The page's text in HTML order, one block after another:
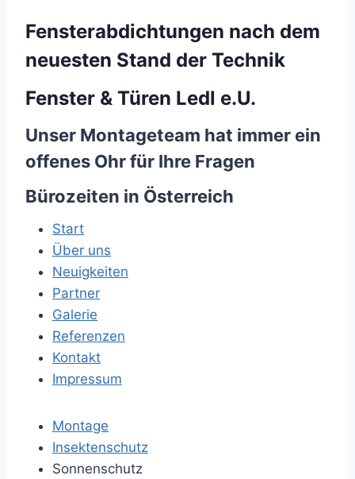
Fensterabdichtungen nach dem
neuesten Stand der Technik
Fenster & Türen Ledl e.U.
Unser Montageteam hat immer ein
offenes Ohr für Ihre Fragen
Bürozeiten in Österreich
Start
Über uns
Neuigkeiten
Partner
Galerie
Referenzen
Kontakt
Impressum
Montage
Insektenschutz
Sonnenschutz